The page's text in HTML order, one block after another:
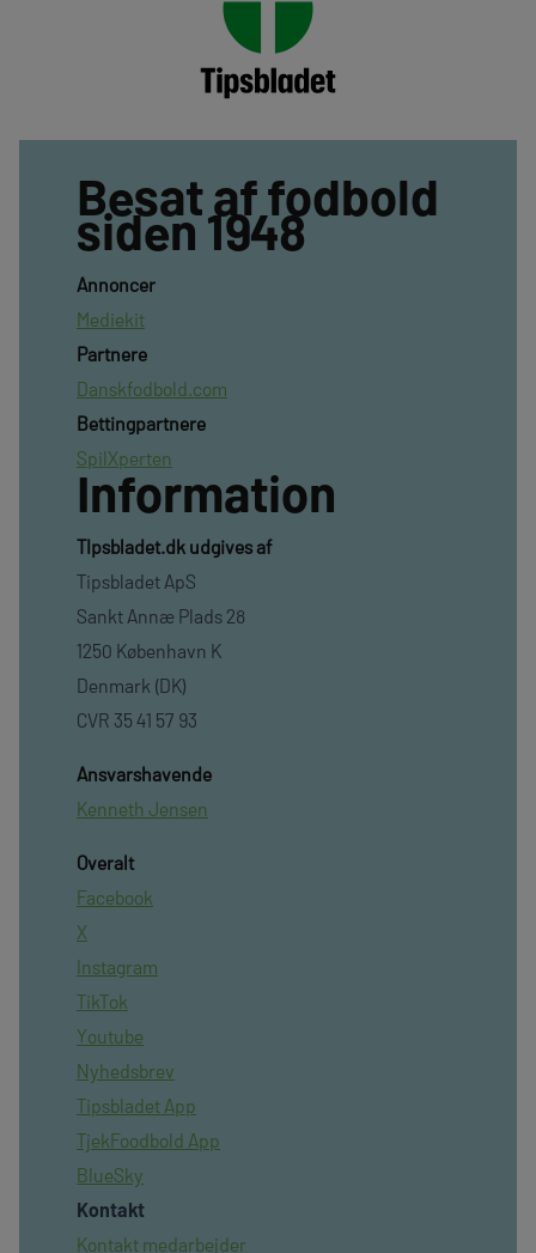
Besat af fodbold
siden 1948
Annoncer
Mediekit
Partnere
Danskfodbold.com
Bettingpartnere
SpilXperten
Information
TIpsbladet.dk udgives af
Tipsbladet ApS
Sankt Annæ Plads 28
1250 København K
Denmark (DK)
CVR 35 41 57 93
Ansvarshavende
Kenneth Jensen
Overalt
Facebook
X
Instagram
TikTok
Youtube
Nyhedsbrev
Tipsbladet App
TjekFoodbold App
BlueSky
Kontakt
Kontakt medarbejder